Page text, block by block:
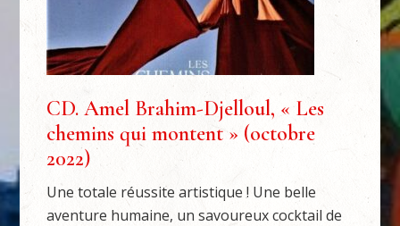
CD. Amel Brahim-Djelloul, « Les
chemins qui montent » (octobre
2022)
Une totale réussite artistique ! Une belle
aventure humaine, un savoureux cocktail de